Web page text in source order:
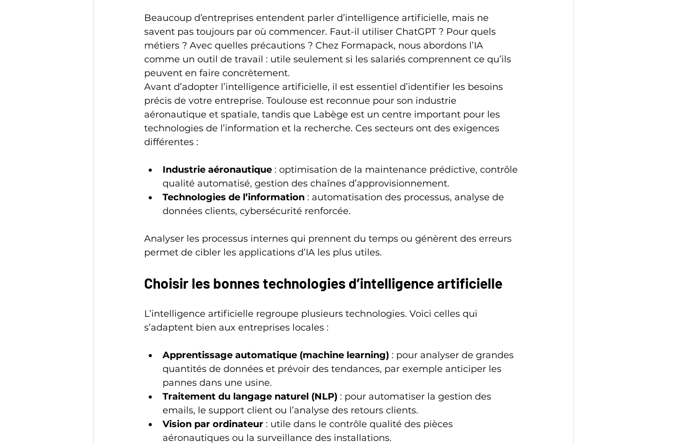
Beaucoup d’entreprises entendent parler d’intelligence artificielle, mais ne
savent pas toujours par où commencer. Faut-il utiliser ChatGPT ? Pour quels
métiers ? Avec quelles précautions ? Chez Formapack, nous abordons l’IA
comme un outil de travail : utile seulement si les salariés comprennent ce qu’ils
peuvent en faire concrètement.
Avant d’adopter l’intelligence artificielle, il est essentiel d’identifier les besoins
précis de votre entreprise. Toulouse est reconnue pour son industrie
aéronautique et spatiale, tandis que Labège est un centre important pour les
technologies de l’information et la recherche. Ces secteurs ont des exigences
différentes :
Industrie aéronautique : optimisation de la maintenance prédictive, contrôle
qualité automatisé, gestion des chaînes d’approvisionnement.
Technologies de l’information : automatisation des processus, analyse de
données clients, cybersécurité renforcée.
Analyser les processus internes qui prennent du temps ou génèrent des erreurs
permet de cibler les applications d’IA les plus utiles.
Choisir les bonnes technologies d’intelligence artificielle
L’intelligence artificielle regroupe plusieurs technologies. Voici celles qui
s’adaptent bien aux entreprises locales :
Apprentissage automatique (machine learning) : pour analyser de grandes
quantités de données et prévoir des tendances, par exemple anticiper les
pannes dans une usine.
Traitement du langage naturel (NLP) : pour automatiser la gestion des
emails, le support client ou l’analyse des retours clients.
Vision par ordinateur : utile dans le contrôle qualité des pièces
aéronautiques ou la surveillance des installations.